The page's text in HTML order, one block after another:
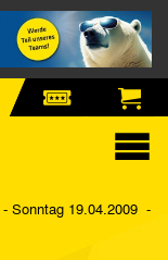
- Sonntag 19.04.2009 -